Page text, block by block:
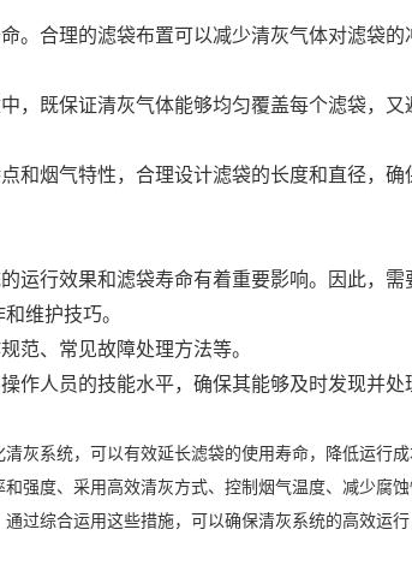
。合理的滤袋布置可以减少清灰气体对滤袋的
，既保证清灰气体能够均匀覆盖每个滤袋，又
和烟气特性，合理设计滤袋的长度和直径，确
运行效果和滤袋寿命有着重要影响。因此，需
维护技巧。
范、常见故障处理方法等。
作人员的技能水平，确保其能够及时发现并处
灰系统，可以有效延长滤袋的使用寿命，降低运行
强度、采用高效清灰方式、控制烟气温度、减少腐
过综合运用这些措施，可以确保清灰系统的高效运